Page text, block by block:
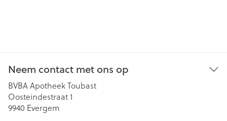
Neem contact met ons op
BVBA Apotheek Toubast
Oosteindestraat 1
9940 Evergem